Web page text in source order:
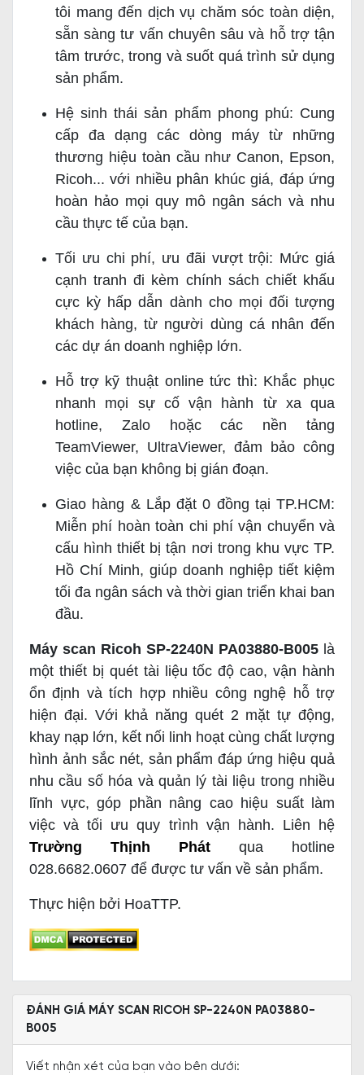
tôi mang đến dịch vụ chăm sóc toàn diện,
sẵn sàng tư vấn chuyên sâu và hỗ trợ tận
tâm trước, trong và suốt quá trình sử dụng
sản phẩm.
Hệ sinh thái sản phẩm phong phú: Cung
cấp đa dạng các dòng máy từ những
thương hiệu toàn cầu như Canon, Epson,
Ricoh... với nhiều phân khúc giá, đáp ứng
hoàn hảo mọi quy mô ngân sách và nhu
cầu thực tế của bạn.
Tối ưu chi phí, ưu đãi vượt trội: Mức giá
cạnh tranh đi kèm chính sách chiết khấu
cực kỳ hấp dẫn dành cho mọi đối tượng
khách hàng, từ người dùng cá nhân đến
các dự án doanh nghiệp lớn.
Hỗ trợ kỹ thuật online tức thì: Khắc phục
nhanh mọi sự cố vận hành từ xa qua
hotline, Zalo hoặc các nền tảng
TeamViewer, UltraViewer, đảm bảo công
việc của bạn không bị gián đoạn.
Giao hàng & Lắp đặt 0 đồng tại TP.HCM:
Miễn phí hoàn toàn chi phí vận chuyển và
cấu hình thiết bị tận nơi trong khu vực TP.
Hồ Chí Minh, giúp doanh nghiệp tiết kiệm
tối đa ngân sách và thời gian triển khai ban
đầu.
Máy scan Ricoh SP-2240N PA03880-B005 là
một thiết bị quét tài liệu tốc độ cao, vận hành
ổn định và tích hợp nhiều công nghệ hỗ trợ
hiện đại. Với khả năng quét 2 mặt tự động,
khay nạp lớn, kết nối linh hoạt cùng chất lượng
hình ảnh sắc nét, sản phẩm đáp ứng hiệu quả
nhu cầu số hóa và quản lý tài liệu trong nhiều
lĩnh vực, góp phần nâng cao hiệu suất làm
việc và tối ưu quy trình vận hành. Liên hệ
Trường Thịnh Phát qua hotline
028.6682.0607 để được tư vấn về sản phẩm.
Thực hiện bởi HoaTTP.
ĐÁNH GIÁ MÁY SCAN RICOH SP-2240N PA03880-
B005
Viết nhận xét của bạn vào bên dưới: